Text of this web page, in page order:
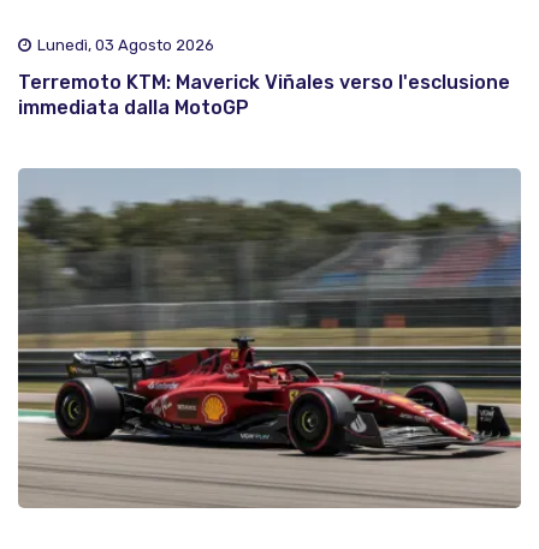
Lunedì, 03 Agosto 2026
Terremoto KTM: Maverick Viñales verso l'esclusione
immediata dalla MotoGP